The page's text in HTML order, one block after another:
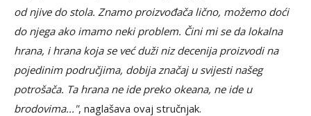
od njive do stola. Znamo proizvođača lično, možemo doći
do njega ako imamo neki problem. Čini mi se da lokalna
hrana, i hrana koja se već duži niz decenija proizvodi na
pojedinim područjima, dobija značaj u svijesti našeg
potrošača. Ta hrana ne ide preko okeana, ne ide u
brodovima...", naglašava ovaj stručnjak.